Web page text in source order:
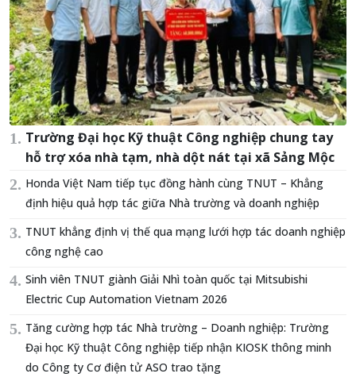
Trường Đại học Kỹ thuật Công nghiệp chung tay
hỗ trợ xóa nhà tạm, nhà dột nát tại xã Sảng Mộc
Honda Việt Nam tiếp tục đồng hành cùng TNUT – Khẳng
định hiệu quả hợp tác giữa Nhà trường và doanh nghiệp
TNUT khẳng định vị thế qua mạng lưới hợp tác doanh nghiệp
công nghệ cao
Sinh viên TNUT giành Giải Nhì toàn quốc tại Mitsubishi
Electric Cup Automation Vietnam 2026
Tăng cường hợp tác Nhà trường – Doanh nghiệp: Trường
Đại học Kỹ thuật Công nghiệp tiếp nhận KIOSK thông minh
do Công ty Cơ điện tử ASO trao tặng